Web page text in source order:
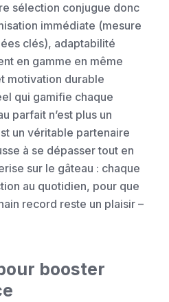
sélection conjugue donc
immédiate (mesure
clés), adaptabilité
en gamme en même
motivation durable
qui gamifie chaque
parfait n’est plus un
un véritable partenaire
à se dépasser tout en
sur le gâteau : chaque
au quotidien, pour que
record reste un plaisir –
booster